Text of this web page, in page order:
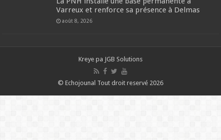
Varreux et renforce sa présence à Delmas
août 8, 2026
Kreye pa JGB Solutions
© Echojounal Tout droit reservé 2026